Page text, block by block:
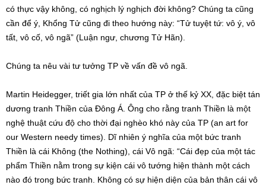
có thực vậy không, có nghịch lý nghịch đời không? Chúng ta cũng
cần để ý, Khổng Tử cũng đi theo hướng này: “Tử tuyệt tứ: vô ý, vô
tất, vô cố, vô ngã” (Luận ngư, chương Tử Hãn).
Chúng ta nêu vài tư tưởng TP về vấn đề vô ngã.
Martin Heidegger, triết gia lớn nhất của TP ở thế kỷ XX, đặc biệt tán
dương tranh Thiền của Đông Á. Ông cho rằng tranh Thiền là một
nghệ thuật cứu độ cho thời đại nghèo khó này của TP (an art for
our Western needy times). Dĩ nhiên ý nghĩa của một bức tranh
Thiền là cái Không (the Nothing), cái Vô ngã: “Cái đẹp của một tác
phẩm Thiền nằm trong sự kiện cái vô tướng hiện thành một cách
nào đó trong bức tranh. Không có sự hiện diện của bản thân cái vô